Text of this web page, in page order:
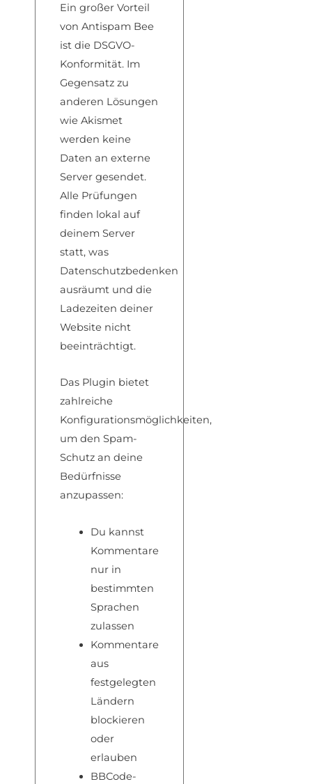
Ein großer Vorteil
von Antispam Bee
ist die DSGVO-
Konformität. Im
Gegensatz zu
anderen Lösungen
wie Akismet
werden keine
Daten an externe
Server gesendet.
Alle Prüfungen
finden lokal auf
deinem Server
statt, was
Datenschutzbedenken
ausräumt und die
Ladezeiten deiner
Website nicht
beeinträchtigt.
Das Plugin bietet
zahlreiche
Konfigurationsmöglichkeiten,
um den Spam-
Schutz an deine
Bedürfnisse
anzupassen:
Du kannst
Kommentare
nur in
bestimmten
Sprachen
zulassen
Kommentare
aus
festgelegten
Ländern
blockieren
oder
erlauben
BBCode-